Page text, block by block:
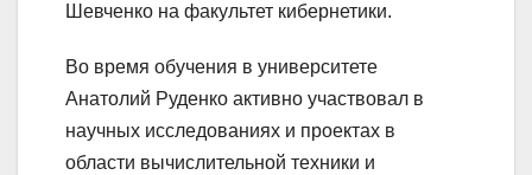
Шевченко на факультет кибернетики.
Во время обучения в университете
Анатолий Руденко активно участвовал в
научных исследованиях и проектах в
области вычислительной техники и